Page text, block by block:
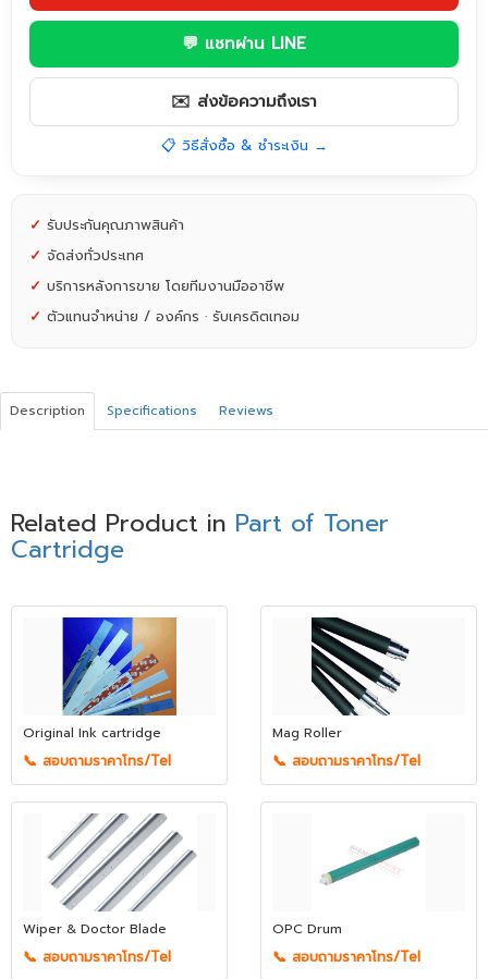
💬 แชทผ่าน LINE
✉️ ส่งข้อความถึงเรา
📋 วิธีสั่งซื้อ & ชำระเงิน →
✓ รับประกันคุณภาพสินค้า
✓ จัดส่งทั่วประเทศ
✓ บริการหลังการขาย โดยทีมงานมืออาชีพ
✓ ตัวแทนจำหน่าย / องค์กร · รับเครดิตเทอม
Description Specifications Reviews
Related Product in Part of Toner
Cartridge
Original Ink cartridge
📞 สอบถามราคาโทร/Tel
Mag Roller
📞 สอบถามราคาโทร/Tel
Wiper & Doctor Blade
📞 สอบถามราคาโทร/Tel
OPC Drum
📞 สอบถามราคาโทร/Tel